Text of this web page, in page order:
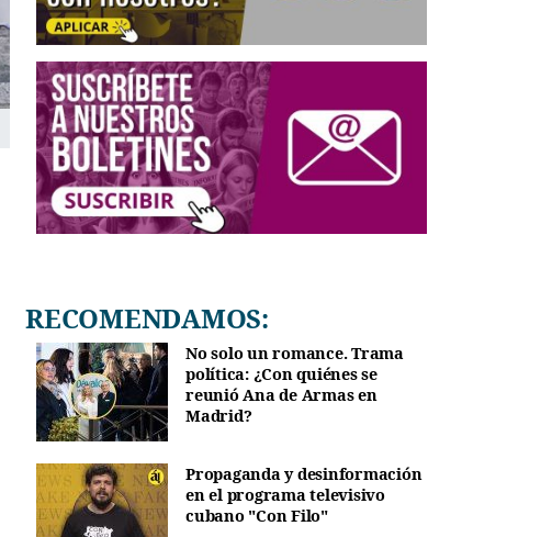
RECOMENDAMOS:
No solo un romance. Trama
política: ¿Con quiénes se
reunió Ana de Armas en
Madrid?
Propaganda y desinformación
en el programa televisivo
cubano "Con Filo"